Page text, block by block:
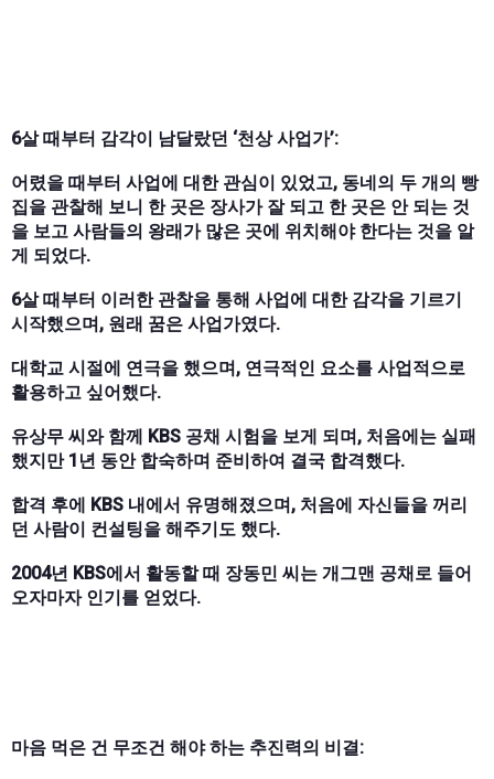
6살 때부터 감각이 남달랐던 ‘천상 사업가’:
어렸을 때부터 사업에 대한 관심이 있었고, 동네의 두 개의 빵
집을 관찰해 보니 한 곳은 장사가 잘 되고 한 곳은 안 되는 것
을 보고 사람들의 왕래가 많은 곳에 위치해야 한다는 것을 알
게 되었다.
6살 때부터 이러한 관찰을 통해 사업에 대한 감각을 기르기
시작했으며, 원래 꿈은 사업가였다.
대학교 시절에 연극을 했으며, 연극적인 요소를 사업적으로
활용하고 싶어했다.
유상무 씨와 함께 KBS 공채 시험을 보게 되며, 처음에는 실패
했지만 1년 동안 합숙하며 준비하여 결국 합격했다.
합격 후에 KBS 내에서 유명해졌으며, 처음에 자신들을 꺼리
던 사람이 컨설팅을 해주기도 했다.
2004년 KBS에서 활동할 때 장동민 씨는 개그맨 공채로 들어
오자마자 인기를 얻었다.
마음 먹은 건 무조건 해야 하는 추진력의 비결: